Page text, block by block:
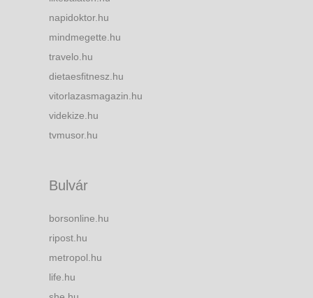
napidoktor.hu
mindmegette.hu
travelo.hu
dietaesfitnesz.hu
vitorlazasmagazin.hu
videkize.hu
tvmusor.hu
Bulvár
borsonline.hu
ripost.hu
metropol.hu
life.hu